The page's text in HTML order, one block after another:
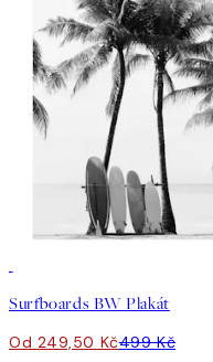
Surfboards BW Plakát
Od 249,50 Kč499 Kč